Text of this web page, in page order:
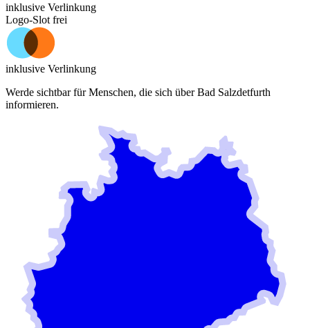
inklusive Verlinkung
Logo-Slot frei
inklusive Verlinkung
Werde sichtbar für Menschen, die sich überBad Salzdetfurth
informieren.